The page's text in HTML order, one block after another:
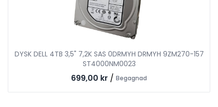
DYSK DELL 4TB 3,5" 7,2K SAS 0DRMYH DRMYH 9ZM270-157
ST4000NM0023
699,00 kr / Begagnad